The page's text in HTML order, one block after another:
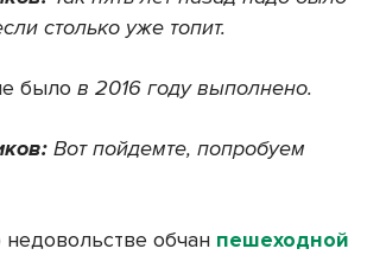
столько уже топит.
было в 2016 году выполнено.
Вот пойдемте, попробуем
обчан пешеходной